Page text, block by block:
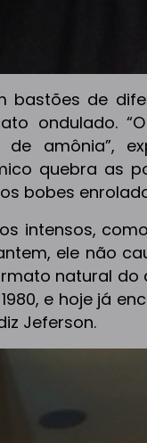
bastões de
ondulado.
amônia”,
quebra as
bobes
intensos,
ele não
natural do
e hoje já
Jeferson.